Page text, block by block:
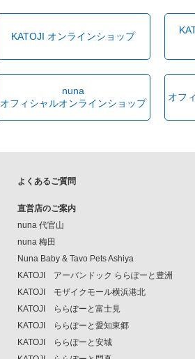
KATOJI オンラインショップ
nuna
オフィシャルオンラインショップ
オフ
よくあるご質問
直営店のご案内
nuna 代官山
nuna 梅田
Nuna Baby & Tavo Pets Ashiya
KATOJI アーバンドック ららぽーと豊洲
KATOJI モザイクモール横浜港北
KATOJI ららぽーと富士見
KATOJI ららぽーと愛知東郷
KATOJI ららぽーと安城